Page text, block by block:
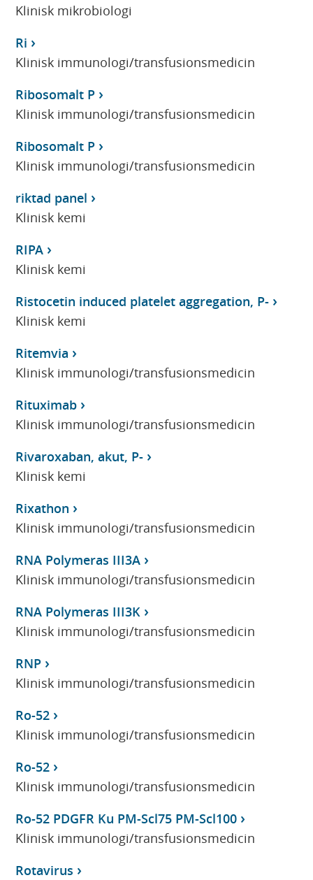
Klinisk mikrobiologi
Ri
Klinisk immunologi/transfusionsmedicin
Ribosomalt P
Klinisk immunologi/transfusionsmedicin
Ribosomalt P
Klinisk immunologi/transfusionsmedicin
riktad panel
Klinisk kemi
RIPA
Klinisk kemi
Ristocetin induced platelet aggregation, P-
Klinisk kemi
Ritemvia
Klinisk immunologi/transfusionsmedicin
Rituximab
Klinisk immunologi/transfusionsmedicin
Rivaroxaban, akut, P-
Klinisk kemi
Rixathon
Klinisk immunologi/transfusionsmedicin
RNA Polymeras III3A
Klinisk immunologi/transfusionsmedicin
RNA Polymeras III3K
Klinisk immunologi/transfusionsmedicin
RNP
Klinisk immunologi/transfusionsmedicin
Ro-52
Klinisk immunologi/transfusionsmedicin
Ro-52
Klinisk immunologi/transfusionsmedicin
Ro-52 PDGFR Ku PM-Scl75 PM-Scl100
Klinisk immunologi/transfusionsmedicin
Rotavirus